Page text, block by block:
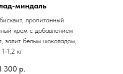
миндаль
пропитанный
крем с добавлением
залит белым шоколадом,
1-1,2 кг
300 р.